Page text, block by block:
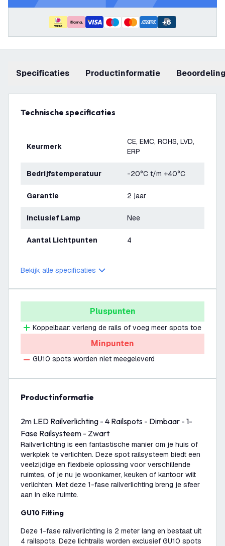
+6
Specificaties productinformatie
Technische specificaties
Keurmerk
CE, EMC, ROHS, LVD,
ERP
Bedrijfstemperatuur -20°C t/m +40°C
Garantie 2 jaar
Inclusief Lamp Nee
Aantal Lichtpunten 4
Bekijk alle specificaties
Pluspunten
Koppelbaar: verleng de rails of voeg meer spots toe
Minpunten
GU10 spots worden niet meegeleverd
productinformatie
2m LED Railverlichting - 4 Railspots - Dimbaar - 1-
Fase Railsysteem - Zwart
Railverlichting is een fantastische manier om je huis of
werkplek te verlichten. Deze spot railsysteem biedt een
veelzijdige en flexibele oplossing voor verschillende
ruimtes, of je nu je woonkamer, keuken of kantoor wilt
verlichten. Met deze 1-fase railverlichting breng je sfeer
aan in elke ruimte.
GU10 Fitting
Deze 1-fase railverlichting is 2 meter lang en bestaat uit
4 railspots. Deze lichtrails worden exclusief GU10 spots